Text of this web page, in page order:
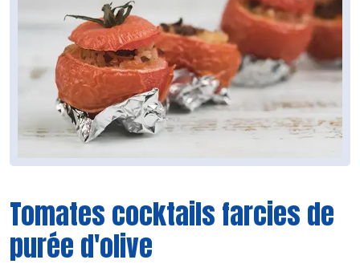
Tomates cocktails farcies de
purée d'olive